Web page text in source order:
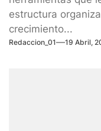
estructura
crecimiento...
Redaccion_01 19 Abril,